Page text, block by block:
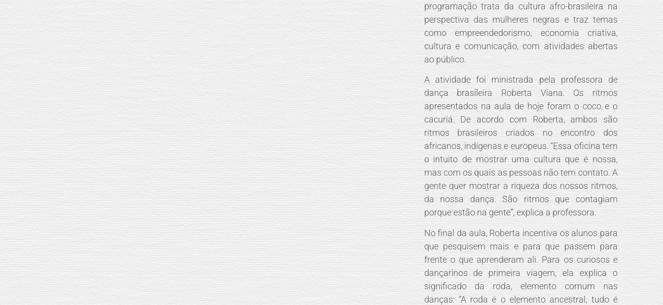
programação trata da cultura afro-brasileira na
perspectiva das mulheres negras e traz temas
como empreendedorismo, economia criativa,
cultura e comunicação, com atividades abertas
ao público.
A atividade foi ministrada pela professora de
dança brasileira Roberta Viana. Os ritmos
apresentados na aula de hoje foram o coco e o
cacuriá. De acordo com Roberta, ambos são
ritmos brasileiros criados no encontro dos
africanos, indígenas e europeus. “Essa oficina tem
o intuito de mostrar uma cultura que é nossa,
mas com os quais as pessoas não tem contato. A
gente quer mostrar a riqueza dos nossos ritmos,
da nossa dança. São ritmos que contagiam
porque estão na gente”, explica a professora.
No final da aula, Roberta incentiva os alunos para
que pesquisem mais e para que passem para
frente o que aprenderam ali. Para os curiosos e
dançarinos de primeira viagem, ela explica o
significado da roda, elemento comum nas
danças: “A roda é o elemento ancestral, tudo é